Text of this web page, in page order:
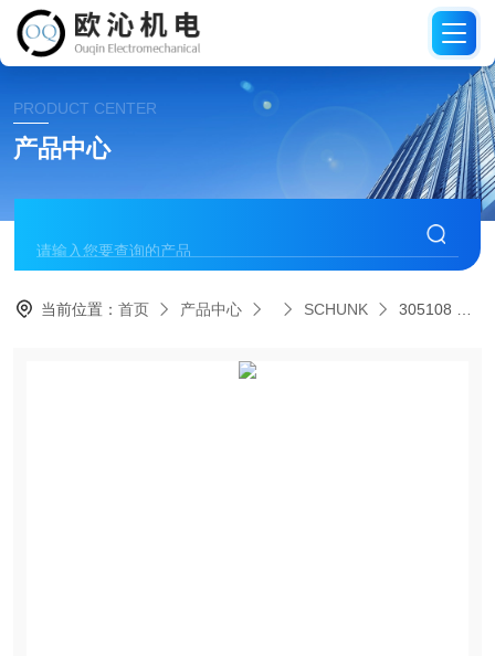
PRODUCT CENTER
产品中心
当前位置：首页 产品中心 SCHUNK 305108 SWG 40SCHUNK雄克优势张角式机械手